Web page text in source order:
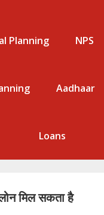
Planning NPS
Aadhaar
Loans
मिल सकता है